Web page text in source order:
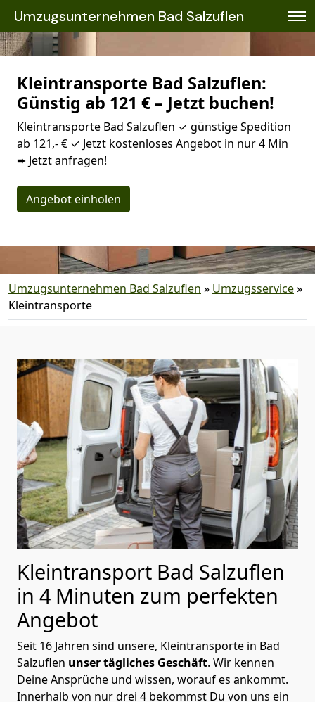
Umzugsunternehmen Bad Salzuflen
Kleintransporte Bad Salzuflen:
Günstig ab 121 € – Jetzt buchen!
Kleintransporte Bad Salzuflen ✓ günstige Spedition
ab 121,- € ✓ Jetzt kostenloses Angebot in nur 4 Min
➨ Jetzt anfragen!
Angebot einholen
Umzugsunternehmen Bad Salzuflen » Umzugsservice»
Kleintransporte
Kleintransport Bad Salzuflen
in 4 Minuten zum perfekten
Angebot
Seit 16 Jahren sind unsere, Kleintransporte in Bad
Salzuflen unser tägliches Geschäft. Wir kennen
Deine Ansprüche und wissen, worauf es ankommt.
Innerhalb von nur drei 4 bekommst Du von uns ein